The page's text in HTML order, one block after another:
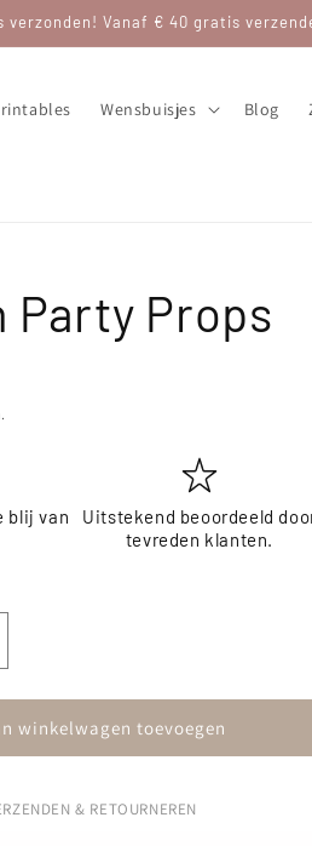
verzonden! Vanaf € 40 gratis
Wensbuisjes Blog
Party Props
blij van
Uitstekend beoordeeld
tevreden klanten.
winkelwagen toevoegen
& RETOURNEREN